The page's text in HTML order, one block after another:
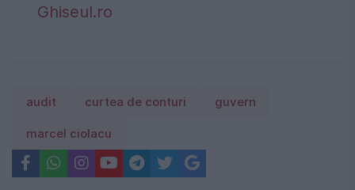
Ghiseul.ro
audit curtea de conturi guvern
marcel ciolacu